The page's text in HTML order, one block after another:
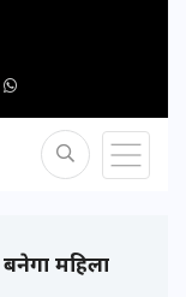
महिला